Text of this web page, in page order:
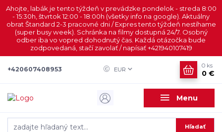
Ahojte, labák je tento týždeň v prevádzke pondelok - streda 8:00
- 15:30h, štvrtok 12:00 - 18:00h (všetky info na google). Aktuálny
obrat Štandard 2-3 pracovné dni / Expres tento týždeň nestíhame
(super busy week). Schránka na filmy dostupná 24/7. Osobný
odber iba vo vopred dohodnutý čas. Každá otázočka bude
zodpovedaná, stačí zavolať / napísať +421940107419
Menu
EUR
Hľadať
+420607408953
0 ks
0 €